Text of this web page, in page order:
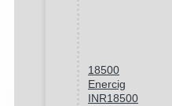
18500
Enercig
INR18500